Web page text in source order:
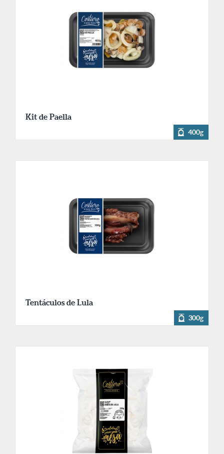
Kit de Paella
400g
Tentáculos de Lula
300g